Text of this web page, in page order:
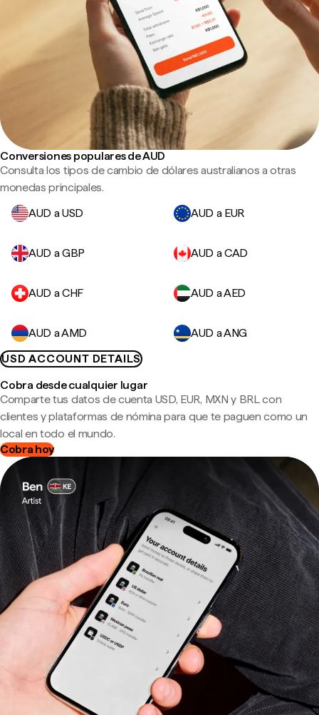
Conversiones populares de AUD
Consulta los tipos de cambio de dólares australianos a otras
monedas principales.
AUD a USD
AUD a EUR
AUD a GBP AUD a CAD
AUD a CHF AUD a AED
AUD a AMD
AUD a ANG
USD ACCOUNT DETAILS
Cobra desde cualquier lugar
Comparte tus datos de cuenta USD, EUR, MXN y BRL con
clientes y plataformas de nómina para que te paguen como un
local en todo el mundo.
Cobra hoy